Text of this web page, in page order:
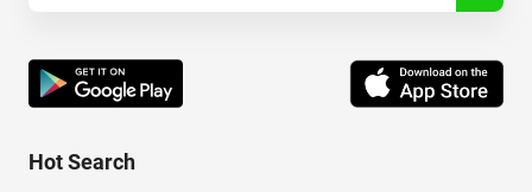
Hot Search